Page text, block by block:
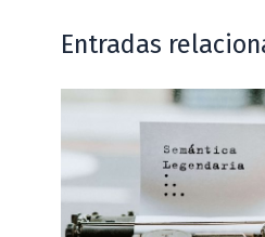
Entradas